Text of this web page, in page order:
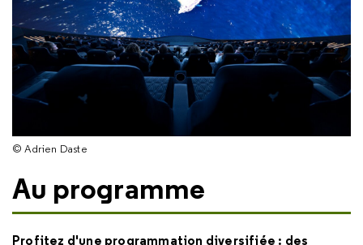
© Adrien Daste
Au programme
Profitez d'une programmation diversifiée : des